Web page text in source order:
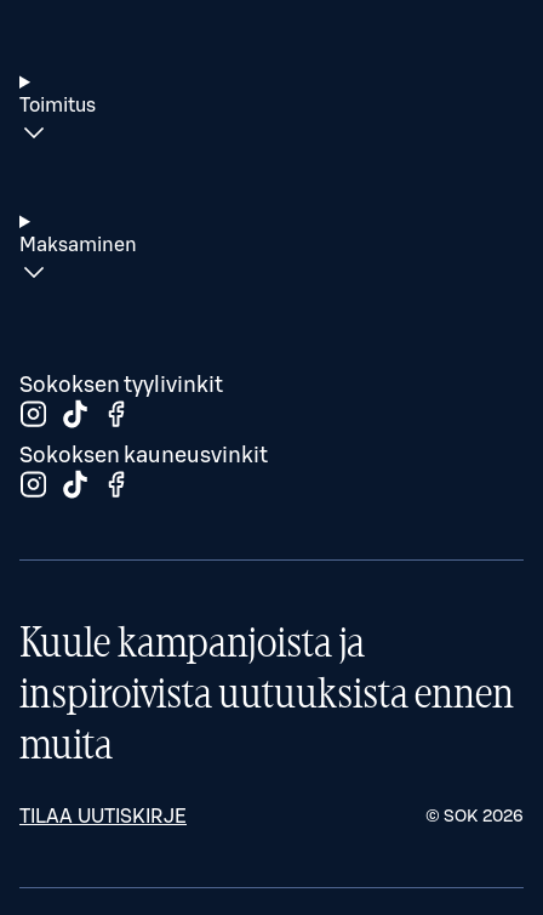
Toimitus
Maksaminen
Sokoksen tyylivinkit
Sokoksen kauneusvinkit
Kuule kampanjoista ja
inspiroivista uutuuksista ennen
muita
TILAA UUTISKIRJE © SOK 2026